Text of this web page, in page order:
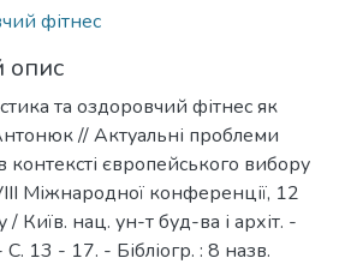
фітнес
опис
та оздоровчий фітнес як
// Актуальні проблеми
контексті європейського вибору
Міжнародної конференції, 12
Київ. нац. ун-т буд-ва і архіт. -
13 - 17. - Бібліогр. : 8 назв.